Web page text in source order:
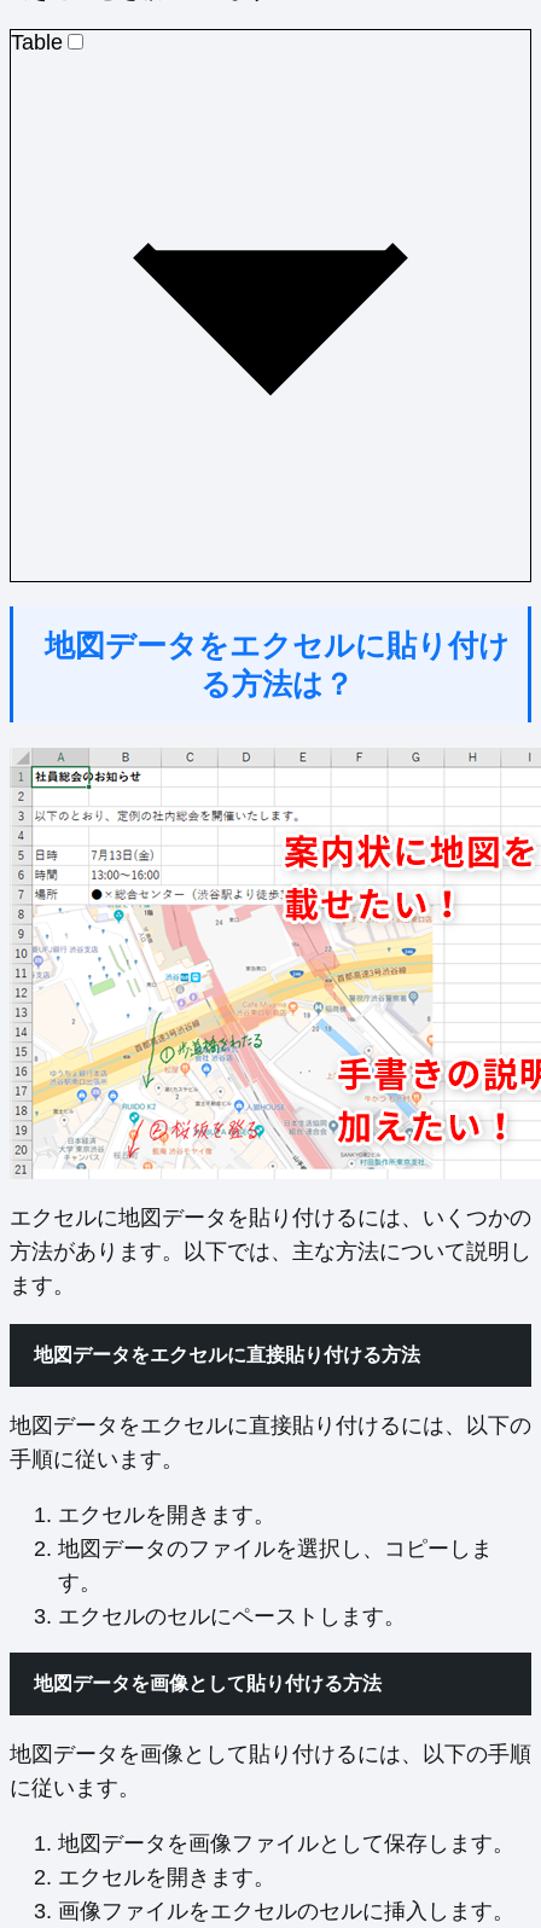
Table
地図データをエクセルに貼り付け
る方法は？
エクセルに地図データを貼り付けるには、いくつかの
方法があります。以下では、主な方法について説明し
ます。
地図データをエクセルに直接貼り付ける方法
地図データをエクセルに直接貼り付けるには、以下の
手順に従います。
エクセルを開きます。
地図データのファイルを選択し、コピーしま
す。
エクセルのセルにペーストします。
地図データを画像として貼り付ける方法
地図データを画像として貼り付けるには、以下の手順
に従います。
地図データを画像ファイルとして保存します。
エクセルを開きます。
画像ファイルをエクセルのセルに挿入します。